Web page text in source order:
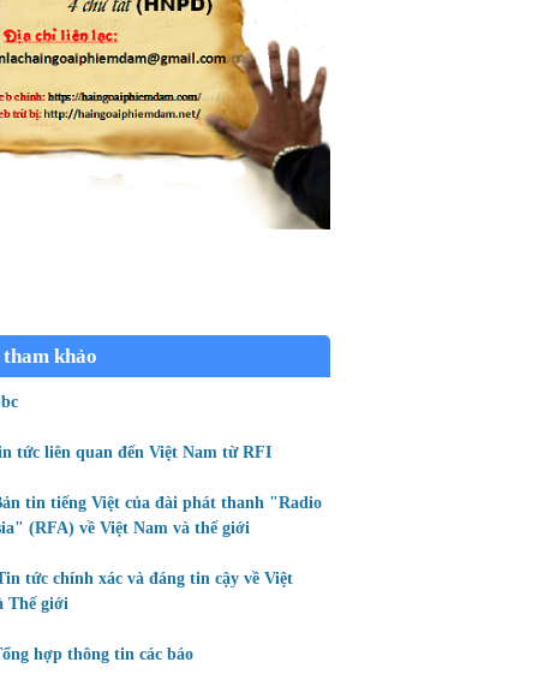
tham khảo
tức liên quan đến Việt Nam từ RFI
tin tiếng Việt của đài phát thanh "Radio
(RFA) về Việt Nam và thế giới
tức chính xác và đáng tin cậy về Việt
Thế giới
hợp thông tin các báo